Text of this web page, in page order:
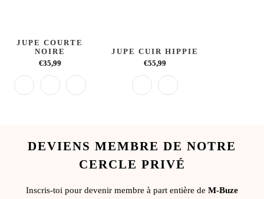
JUPE COURTE
NOIRE
€35,99
JUPE CUIR HIPPIE
€55,99
DEVIENS MEMBRE DE NOTRE
CERCLE PRIVÉ
Inscris-toi pour devenir membre à part entière de M-Buze